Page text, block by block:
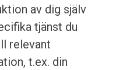
av dig själv
tjänst du
relevant
t.ex. din